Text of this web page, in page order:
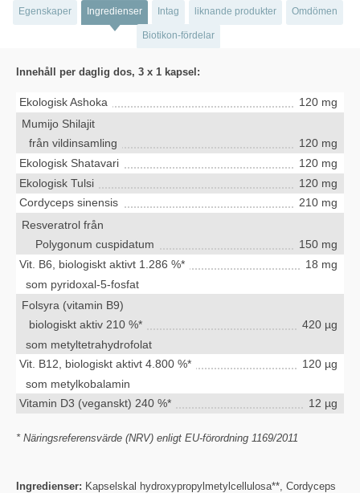
Egenskaper Ingredienser Intag liknande produkter Omdömen
Biotikon-fördelar
Innehåll per daglig dos, 3 x 1 kapsel:
Ekologisk Ashoka
120 mg
Mumijo Shilajit
från vildinsamling
120 mg
Ekologisk Shatavari
120 mg
Ekologisk Tulsi
120 mg
Cordyceps sinensis
210 mg
Resveratrol från
Polygonum cuspidatum
150 mg
Vit. B6, biologiskt aktivt 1.286 %*
18 mg
som pyridoxal-5-fosfat
Folsyra (vitamin B9)
biologiskt aktiv 210 %*
420 µg
som metyltetrahydrofolat
Vit. B12, biologiskt aktivt 4.800 %*
120 µg
som metylkobalamin
Vitamin D3 (veganskt) 240 %*
12 µg
* Näringsreferensvärde (NRV) enligt EU-förordning 1169/2011
Ingredienser: Kapselskal hydroxypropylmetylcellulosa**, Cordyceps